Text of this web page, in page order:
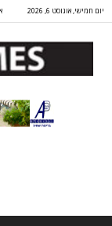
יום חמישי, אוגוסט 6, 2026